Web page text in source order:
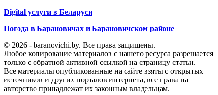
Digital услуги в Беларуси
Погода в Барановичах и Барановичском районе
© 2026 - baranovichi.by. Все права защищены.
Любое копирование материалов с нашего ресурса разрешается
только с обратной активной ссылкой на страницу статьи.
Все материалы опубликованные на сайте взяты с открытых
источников и других порталов интернета, все права на
авторство принадлежат их законным владельцам.